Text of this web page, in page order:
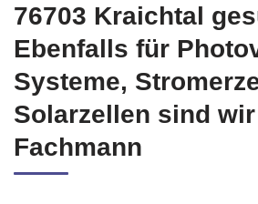
76703 Kraichtal
Ebenfalls für
Systeme,
Solarzellen sind
Fachmann